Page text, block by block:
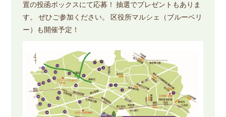
置の投函ボックスにて応募！ 抽選でプレゼントもありま
す。 ぜひご参加ください。 区役所マルシェ（ブルーベリ
ー）も開催予定！